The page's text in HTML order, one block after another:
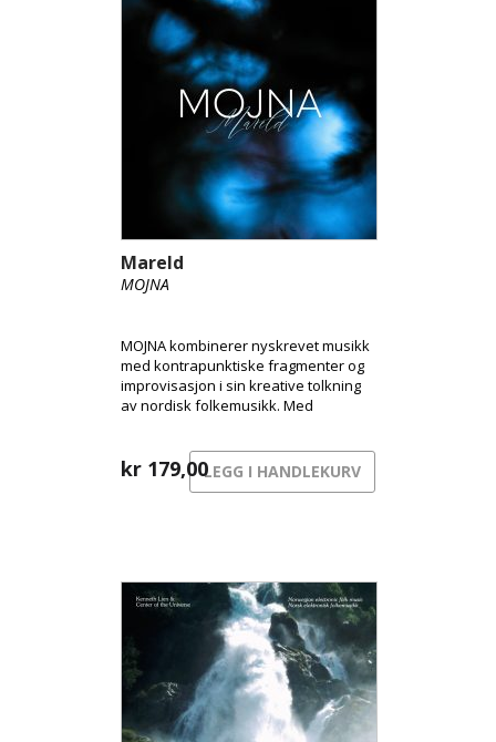
Mareld
MOJNA
MOJNA kombinerer nyskrevet musikk
med kontrapunktiske fragmenter og
improvisasjon i sin kreative tolkning
av nordisk folkemusikk. Med
særegent lydlandskap som har blitt
kr 179,00LEGG I HANDLEKURV